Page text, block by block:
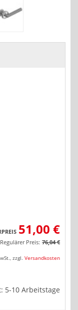
51,00 €
Regulärer Preis: 76,04 €
, zzgl. Versandkosten
5-10 Arbeitstage